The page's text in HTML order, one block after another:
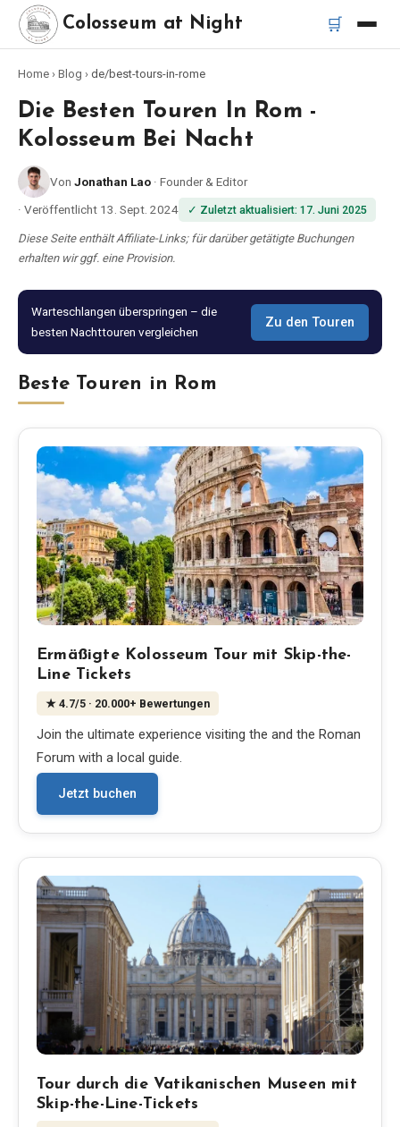
Colosseum at Night 🛒
Startseite
Beste Touren
Beste Kolosseum Nachttouren
Beste Touren in Rom
Vespa-Tour Rom
Katakomben-Tour Rom
Blog
Shop
Alle Souvenirs
Posters
Fridge Magnets
License Plates
Über uns
EN DE ES FR IT
Home › Blog › de/best-tours-in-rome
Die Besten Touren In Rom -
Kolosseum Bei Nacht
Von Jonathan Lao · Founder & Editor
· Veröffentlicht 13. Sept. 2024 ✓ Zuletzt aktualisiert: 17. Juni 2025
Diese Seite enthält Affiliate-Links; für darüber getätigte Buchungen
erhalten wir ggf. eine Provision.
Warteschlangen überspringen – die
besten Nachttouren vergleichen
Zu den Touren
Beste Touren in Rom
Ermäßigte Kolosseum Tour mit Skip-the-
Line Tickets
★ 4.7/5 · 20.000+ Bewertungen
Join the ultimate experience visiting the and the Roman
Forum with a local guide.
Jetzt buchen
Tour durch die Vatikanischen Museen mit
Skip-the-Line-Tickets